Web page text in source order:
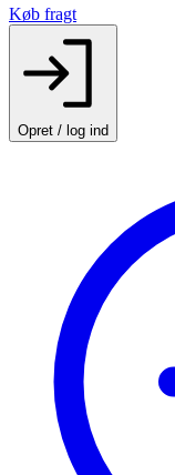
Køb fragt
Opret / log ind